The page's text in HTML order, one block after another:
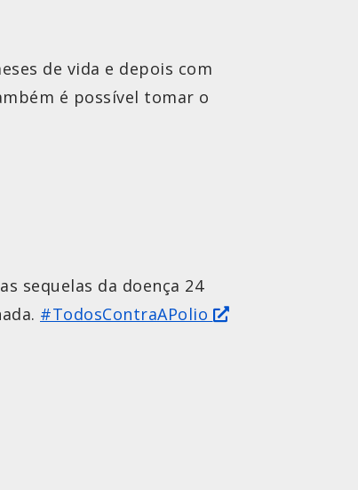
de vida e depois com
é possível tomar o
sequelas da doença 24
#TodosContraAPolio